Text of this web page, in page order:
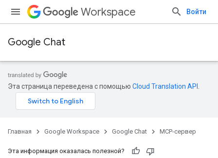
Workspace Войти
Google Chat
Эта страница переведена с помощью Cloud Translation API
Главная Google Workspace Google Chat MCP-сервер
Эта информация оказалась полезной?